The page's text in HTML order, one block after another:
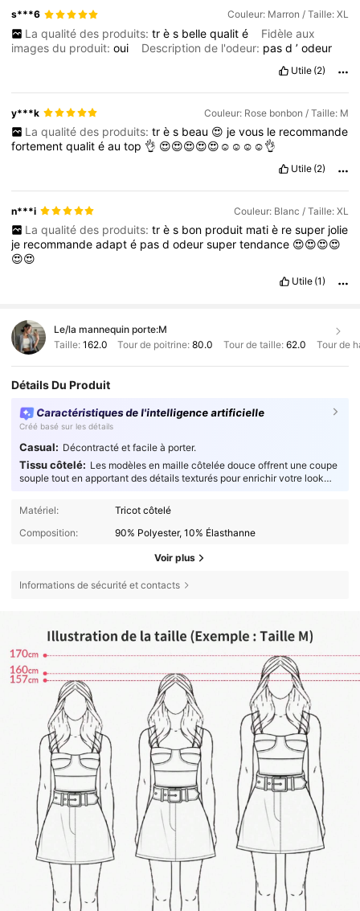
s***6 Couleur: Marron / Taille: XL
La qualité des produits: tr è s belle qualit é
Fidèle aux
images du produit:oui Description de l'odeur: pasd’odeur
Utile (2)
y***k Couleur: Rose bonbon / Taille: M
La qualité des produits: tr è s beau 😍 je vous le recommande
fortementqualitéautop 👌 😍😍😍😍😍☺️☺️☺️☺️👌
Utile (2)
n***i Couleur: Blanc / Taille: XL
La qualité des produits: tr è s bon produit mati è re super jolie
je recommandeadapté pasdodeursupertendance 😍😍😍😍
😍😍
Utile (1)
Le/la mannequin porte:M
Taille: 162.0 Tour de poitrine:80.0 Tour de taille: 62.0 Tour de
Détails Du Produit
Caractéristiques de l'intelligence artificielle
Créé basé sur les détails
Casual: Décontracté et facile à porter.
Tissu côtelé: Les modèles en maille côtelée douce offrent une coupe
souple tout en apportant des détails texturés pour enrichir votre look
Matériel:
Tricot côtelé
Composition:
90% Polyester, 10% Élasthanne
Voir plus
Informations de sécurité et contacts